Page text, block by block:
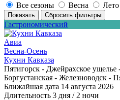
Все сезоны
Весна Лето
Показать Сбросить фильтры
Гастрономический
Авиа
Весна-Осень
Кухни Кавказа
Пятигорск - Джейрахское
Боргустанская - Железноводск -
Ближайшая дата 14 августа 2026
Длительность 3 дня / 2 ночи